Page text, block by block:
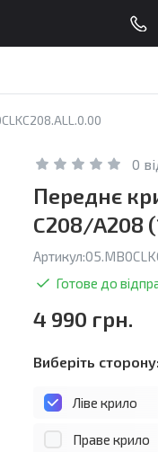
0
Переднє
C208/A208
Артикул:
Готове до
4 990 грн.
Виберіть сторону:
Ліве крило
Праве крило